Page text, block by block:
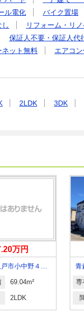
ル電化 バイク置場
リフォーム・リ
保証人不要・保証人代
ネット無料 エアコン
2LDK 3DK
万円
青森県八戸市小中野４丁目
69.04m²
2LDK
青
専